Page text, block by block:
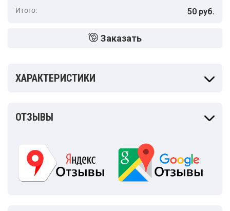
Итого: 50 руб.
Заказать
ХАРАКТЕРИСТИКИ
ОТЗЫВЫ